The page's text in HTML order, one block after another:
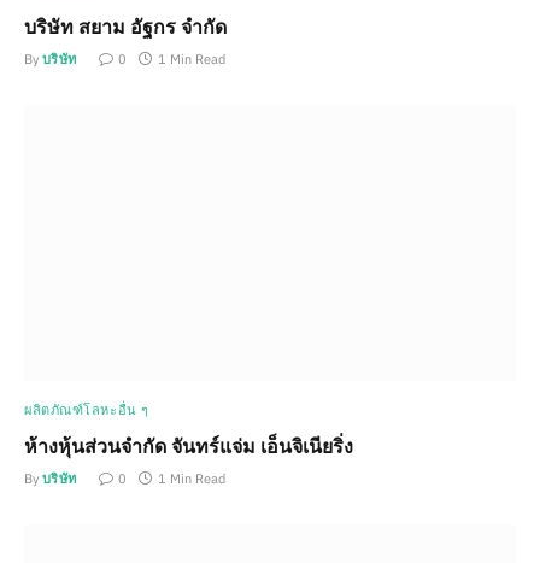
บริษัท สยาม อัฐกร จำกัด
By บริษัท 0 1 Min Read
ผลิตภัณฑ์โลหะอื่น ๆ
ห้างหุ้นส่วนจำกัด จันทร์แจ่ม เอ็นจิเนียริ่ง
By บริษัท 0 1 Min Read